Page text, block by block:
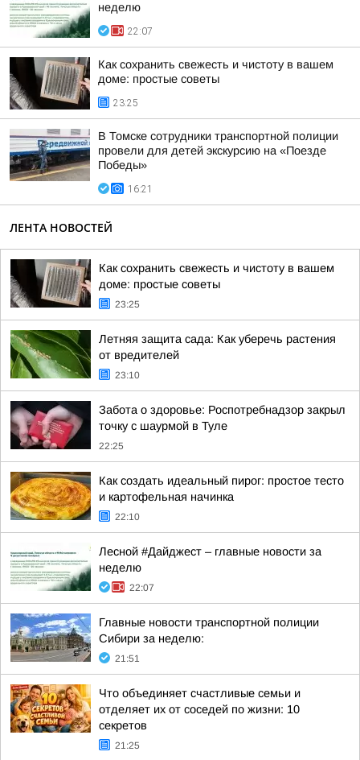
неделю
22:07
Как сохранить свежесть и чистоту в вашем
доме: простые советы
23:25
В Томске сотрудники транспортной полиции
провели для детей экскурсию на «Поезде
Победы»
16:21
ЛЕНТА НОВОСТЕЙ
Как сохранить свежесть и чистоту в вашем
доме: простые советы
23:25
Летняя защита сада: Как уберечь растения
от вредителей
23:10
Забота о здоровье: Роспотребнадзор закрыл
точку с шаурмой в Туле
22:25
Как создать идеальный пирог: простое тесто
и картофельная начинка
22:10
Лесной #Дайджест – главные новости за
неделю
22:07
Главные новости транспортной полиции
Сибири за неделю:
21:51
Что объединяет счастливые семьи и
отделяет их от соседей по жизни: 10
секретов
21:25